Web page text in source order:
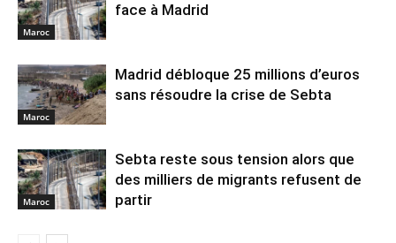
Maroc
face à Madrid
Maroc
Madrid débloque 25 millions d’euros
sans résoudre la crise de Sebta
Maroc
Sebta reste sous tension alors que
des milliers de migrants refusent de
partir